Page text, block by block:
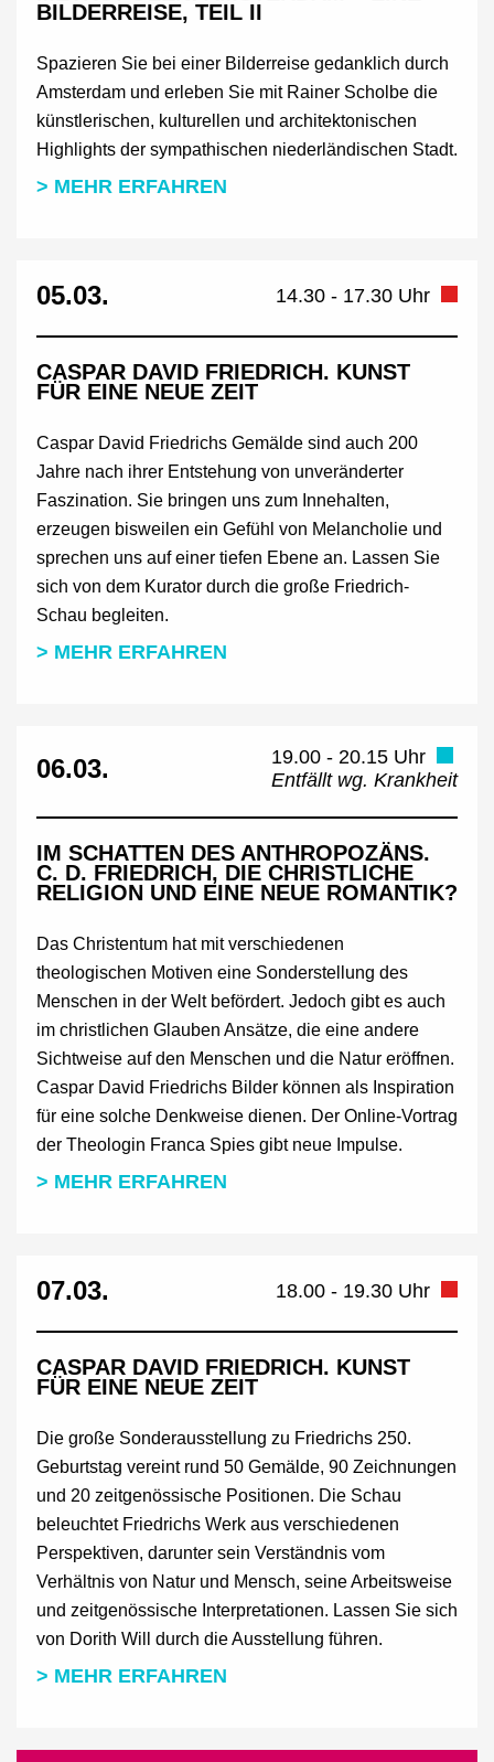
BILDERREISE, TEIL II
Spazieren Sie bei einer Bilderreise gedanklich durch
Amsterdam und erleben Sie mit Rainer Scholbe die
künstlerischen, kulturellen und architektonischen
Highlights der sympathischen niederländischen Stadt.
> MEHR ERFAHREN
05.03. 14.30 - 17.30 Uhr
CASPAR DAVID FRIEDRICH. KUNST
FÜR EINE NEUE ZEIT
Caspar David Friedrichs Gemälde sind auch 200
Jahre nach ihrer Entstehung von unveränderter
Faszination. Sie bringen uns zum Innehalten,
erzeugen bisweilen ein Gefühl von Melancholie und
sprechen uns auf einer tiefen Ebene an. Lassen Sie
sich von dem Kurator durch die große Friedrich-
Schau begleiten.
> MEHR ERFAHREN
06.03.
19.00 - 20.15 Uhr
Entfällt wg. Krankheit
IM SCHATTEN DES ANTHROPOZÄNS.
C. D. FRIEDRICH, DIE CHRISTLICHE
RELIGION UND EINE NEUE ROMANTIK?
Das Christentum hat mit verschiedenen
theologischen Motiven eine Sonderstellung des
Menschen in der Welt befördert. Jedoch gibt es auch
im christlichen Glauben Ansätze, die eine andere
Sichtweise auf den Menschen und die Natur eröffnen.
Caspar David Friedrichs Bilder können als Inspiration
für eine solche Denkweise dienen. Der Online-Vortrag
der Theologin Franca Spies gibt neue Impulse.
> MEHR ERFAHREN
07.03. 18.00 - 19.30 Uhr
CASPAR DAVID FRIEDRICH. KUNST
FÜR EINE NEUE ZEIT
Die große Sonderausstellung zu Friedrichs 250.
Geburtstag vereint rund 50 Gemälde, 90 Zeichnungen
und 20 zeitgenössische Positionen. Die Schau
beleuchtet Friedrichs Werk aus verschiedenen
Perspektiven, darunter sein Verständnis vom
Verhältnis von Natur und Mensch, seine Arbeitsweise
und zeitgenössische Interpretationen. Lassen Sie sich
von Dorith Will durch die Ausstellung führen.
> MEHR ERFAHREN